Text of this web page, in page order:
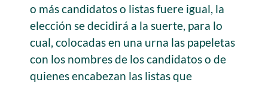
o más candidatos o listas fuere igual, la
elección se decidirá a la suerte, para lo
cual, colocadas en una urna las papeletas
con los nombres de los candidatos o de
quienes encabezan las listas que